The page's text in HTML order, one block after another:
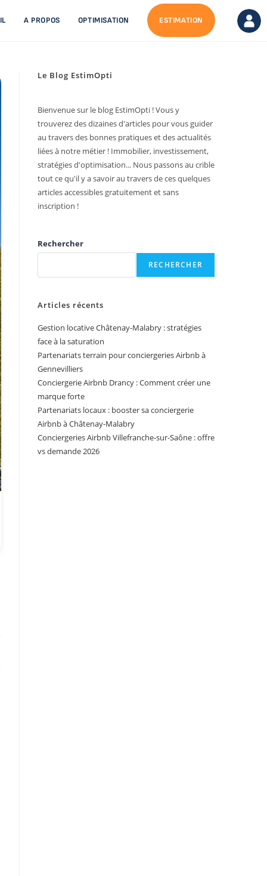
A PROPOS OPTIMISATION ESTIMATION
Le Blog EstimOpti
Bienvenue sur le blog EstimOpti ! Vous y
trouverez des dizaines d'articles pour vous guider
au travers des bonnes pratiques et des actualités
liées à notre métier ! Immobilier, investissement,
stratégies d'optimisation... Nous passons au crible
tout ce qu'il y a savoir au travers de ces quelques
articles accessibles gratuitement et sans
inscription !
Rechercher
RECHERCHER
Articles récents
Gestion locative Châtenay-Malabry : stratégies
face à la saturation
Partenariats terrain pour conciergeries Airbnb à
Gennevilliers
Conciergerie Airbnb Drancy : Comment créer une
marque forte
Partenariats locaux : booster sa conciergerie
Airbnb à Châtenay-Malabry
Conciergeries Airbnb Villefranche-sur-Saône : offre
vs demande 2026